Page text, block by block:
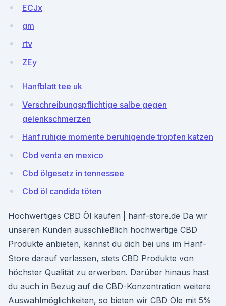
ECJx
gm
rtv
ZEy
Hanfblatt tee uk
Verschreibungspflichtige salbe gegen
gelenkschmerzen
Hanf ruhige momente beruhigende tropfen katzen
Cbd venta en mexico
Cbd ölgesetz in tennessee
Cbd öl candida töten
Hochwertiges CBD Öl kaufen | hanf-store.de Da wir
unseren Kunden ausschließlich hochwertige CBD
Produkte anbieten, kannst du dich bei uns im Hanf-
Store darauf verlassen, stets CBD Produkte von
höchster Qualität zu erwerben. Darüber hinaus hast
du auch in Bezug auf die CBD-Konzentration weitere
Auswahlmöglichkeiten, so bieten wir CBD Öle mit 5%